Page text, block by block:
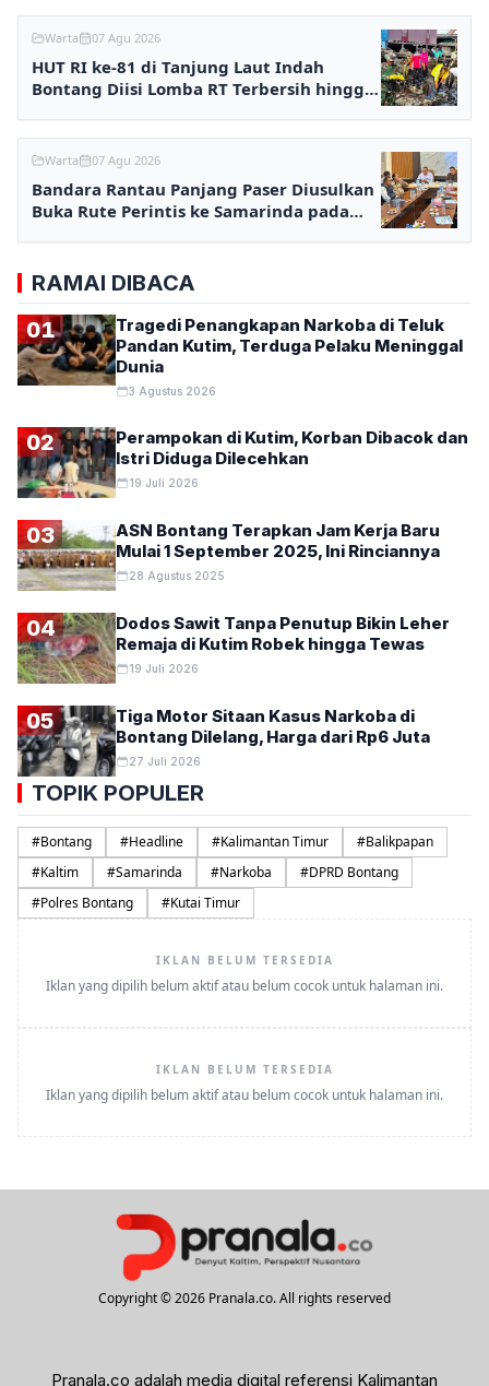
Warta 07 Agu 2026
HUT RI ke-81 di Tanjung Laut Indah
Bontang Diisi Lomba RT Terbersih hingga
Warta 07 Agu 2026
Bandara Rantau Panjang Paser Diusulkan
Buka Rute Perintis ke Samarinda pada
RAMAI DIBACA
01
Tragedi Penangkapan Narkoba di Teluk
Pandan Kutim, Terduga Pelaku Meninggal
Dunia
3 Agustus 2026
02
Perampokan di Kutim, Korban Dibacok dan
Istri Diduga Dilecehkan
19 Juli 2026
03
ASN Bontang Terapkan Jam Kerja Baru
Mulai 1 September 2025, Ini Rinciannya
28 Agustus 2025
04
Dodos Sawit Tanpa Penutup Bikin Leher
Remaja di Kutim Robek hingga Tewas
19 Juli 2026
05
Tiga Motor Sitaan Kasus Narkoba di
Bontang Dilelang, Harga dari Rp6 Juta
27 Juli 2026
TOPIK POPULER
#Bontang #Headline #Kalimantan Timur #Balikpapan
#Kaltim #Samarinda #Narkoba #DPRD Bontang
#Polres Bontang #Kutai Timur
IKLAN BELUM TERSEDIA
Iklan yang dipilih belum aktif atau belum cocok untuk halaman ini.
IKLAN BELUM TERSEDIA
Iklan yang dipilih belum aktif atau belum cocok untuk halaman ini.
Copyright © 2026 Pranala.co. All rights reserved
Pranala.co adalah media digital referensi Kalimantan